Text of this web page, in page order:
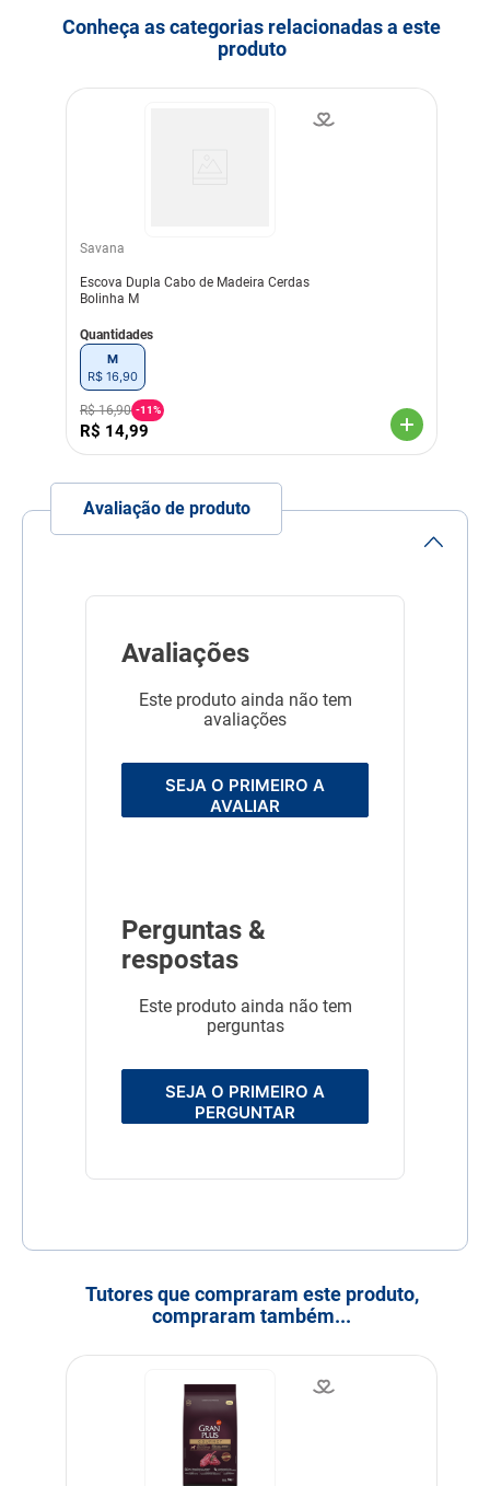
Idade AdultoFilhoteIdoso
Modo de uso
Passe sobre o pelo do seu
pet fazendo movimentos
Composição
Conheça as categorias relacionadas a este
produto
Savana
Escova Dupla Cabo de Madeira Cerdas
Bolinha M
Quantidades
M
R$ 16 90
R$ 16,90 -11%
R$ 14,99
Avaliação de produto
Avaliações
Este produto ainda não tem
avaliações
SEJA O PRIMEIRO A
AVALIAR
Perguntas &
respostas
Este produto ainda não tem
perguntas
SEJA O PRIMEIRO A
PERGUNTAR
Tutores que compraram este produto,
compraram também...